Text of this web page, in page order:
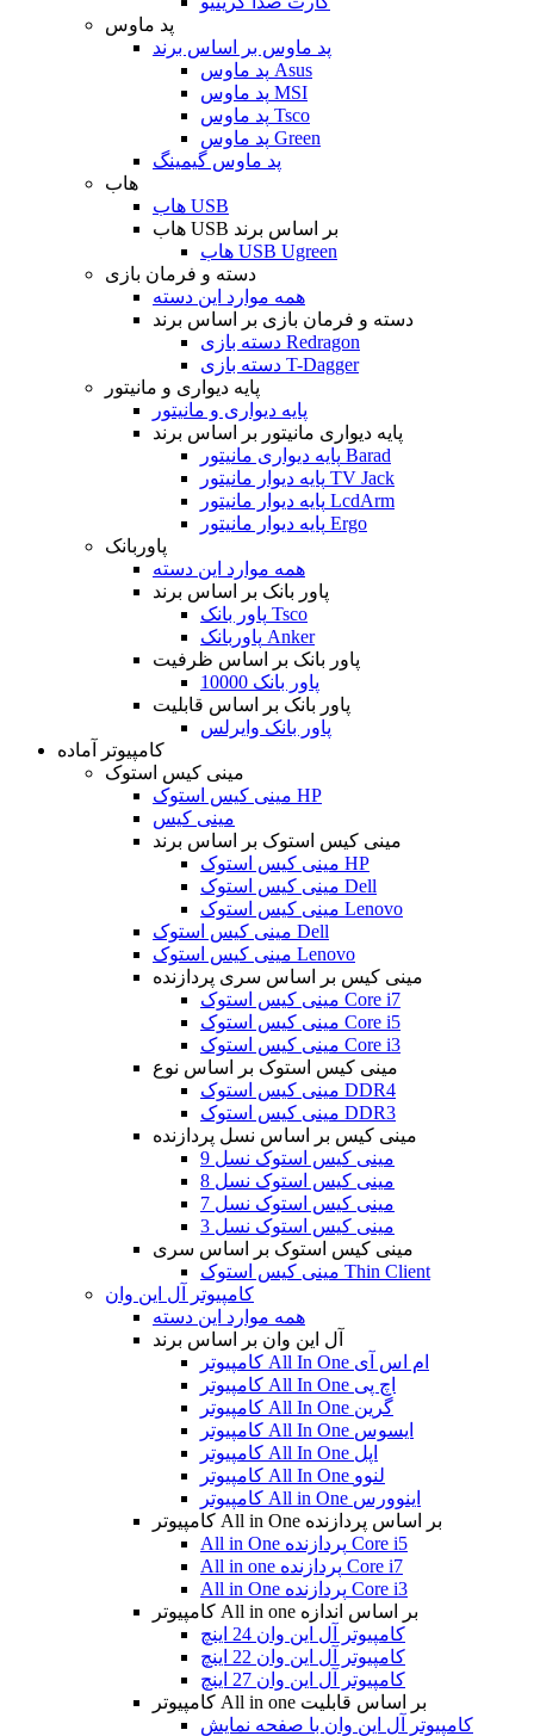
پد ماوس
پد ماوس بر اساس برند
پد ماوس Asus
پد ماوس MSI
پد ماوس Tsco
پد ماوس Green
پد ماوس گیمینگ
هاب
هاب USB
هاب USB بر اساس برند
هاب USB Ugreen
دسته و فرمان بازی
همه موارد این دسته
دسته و فرمان بازی بر اساس برند
دسته بازی Redragon
دسته بازی T-Dagger
پایه دیواری و مانیتور
پایه دیواری و مانیتور
پایه دیواری مانیتور بر اساس برند
پایه دیواری مانیتور Barad
پایه دیوار مانیتور TV Jack
پایه دیوار مانیتور LcdArm
پایه دیوار مانیتور Ergo
پاوربانک
همه موارد این دسته
پاور بانک بر اساس برند
پاور بانک Tsco
پاوربانک Anker
پاور بانک بر اساس ظرفیت
پاور بانک 10000
پاور بانک بر اساس قابلیت
پاور بانک وایرلس
کامپیوتر آماده
مینی کیس استوک
مینی کیس استوک HP
مینی کیس
مینی کیس استوک بر اساس برند
مینی کیس استوک HP
مینی کیس استوک Dell
مینی کیس استوک Lenovo
مینی کیس استوک Dell
مینی کیس استوک Lenovo
مینی کیس بر اساس سری پردازنده
مینی کیس استوک Core i7
مینی کیس استوک Core i5
مینی کیس استوک Core i3
مینی کیس استوک بر اساس نوع
مینی کیس استوک DDR4
مینی کیس استوک DDR3
مینی کیس بر اساس نسل پردازنده
مینی کیس استوک نسل 9
مینی کیس استوک نسل 8
مینی کیس استوک نسل 7
مینی کیس استوک نسل 3
مینی کیس استوک بر اساس سری
مینی کیس استوک Thin Client
کامپیوتر آل این وان
همه موارد این دسته
آل این وان بر اساس برند
کامپیوتر All In One ام اس آی
کامپیوتر All In One اچ پی
کامپیوتر All In One گرین
کامپیوتر All In One ایسوس
کامپیوتر All In One اپل
کامپیوتر All In One لنوو
کامپیوتر All in One اینوورس
کامپیوتر All in One بر اساس پردازنده
All in One پردازنده Core i5
All in one پردازنده Core i7
All in One پردازنده Core i3
کامپیوتر All in one بر اساس اندازه
کامپیوتر آل این وان 24 اینچ
کامپیوتر آل این وان 22 اینچ
کامپیوتر آل این وان 27 اینچ
کامپیوتر All in one بر اساس قابلیت
کامپیوتر آل این وان با صفحه نمایش